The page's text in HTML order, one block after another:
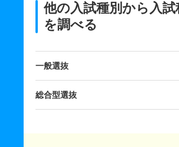
他の入試種別から入試
を調べる
一般選抜
総合型選抜